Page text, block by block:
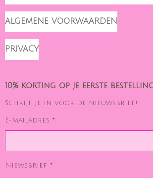
ALGEMENE VOORWAARDEN
PRIVACY
10% korting op je eerste
Schrijf je in voor de nieuwsbrief!
E-mailadres *
Niewsbrief *